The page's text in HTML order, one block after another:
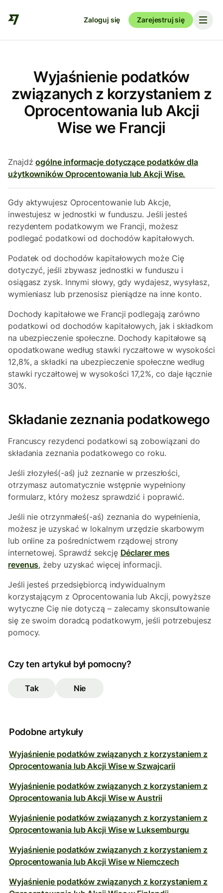
Zaloguj się Zarejestruj się
Wyjaśnienie podatków
związanych z korzystaniem z
Oprocentowania lub Akcji
Wise we Francji
Znajdźogólne informacje dotyczące podatków dla
użytkowników Oprocentowania lub Akcji Wise.
Gdy aktywujesz Oprocentowanie lub Akcje,
inwestujesz w jednostki w funduszu. Jeśli jesteś
rezydentem podatkowym we Francji, możesz
podlegać podatkowi od dochodów kapitałowych.
Podatek od dochodów kapitałowych może Cię
dotyczyć, jeśli zbywasz jednostki w funduszu i
osiągasz zysk. Innymi słowy, gdy wydajesz, wysyłasz,
wymieniasz lub przenosisz pieniądze na inne konto.
Dochody kapitałowe we Francji podlegają zarówno
podatkowi od dochodów kapitałowych, jak i składkom
na ubezpieczenie społeczne. Dochody kapitałowe są
opodatkowane według stawki ryczałtowe w wysokości
12,8%, a składki na ubezpieczenie społeczne według
stawki ryczałtowej w wysokości 17,2%, co daje łącznie
30%.
Składanie zeznania podatkowego
Francuscy rezydenci podatkowi są zobowiązani do
składania zeznania podatkowego co roku.
Jeśli złozyłeś(-aś) już zeznanie w przeszłości,
otrzymasz automatycznie wstępnie wypełniony
formularz, który możesz sprawdzić i poprawić.
Jeśli nie otrzynmałeś(-aś) zeznania do wypełnienia,
możesz je uzyskać w lokalnym urzędzie skarbowym
lub online za pośrednictwem rządowej strony
internetowej. Sprawdź sekcję Déclarer mes
revenus, żeby uzyskać więcej informacji.
Jeśli jesteś przedsiębiorcą indywidualnym
korzystającym z Oprocentowania lub Akcji, powyższe
wytyczne Cię nie dotyczą – zalecamy skonsultowanie
się ze swoim doradcą podatkowym, jeśli potrzebujesz
pomocy.
Czy ten artykuł był pomocny?
Tak Nie
Podobne artykuły
Wyjaśnienie podatków związanych z korzystaniem z
Oprocentowania lub Akcji Wise w Szwajcarii
Wyjaśnienie podatków związanych z korzystaniem z
Oprocentowania lub Akcji Wise w Austrii
Wyjaśnienie podatków związanych z korzystaniem z
Oprocentowania lub Akcji Wise w Luksemburgu
Wyjaśnienie podatków związanych z korzystaniem z
Oprocentowania lub Akcji Wise w Niemczech
Wyjaśnienie podatków związanych z korzystaniem z